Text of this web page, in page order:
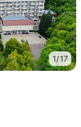
1/17